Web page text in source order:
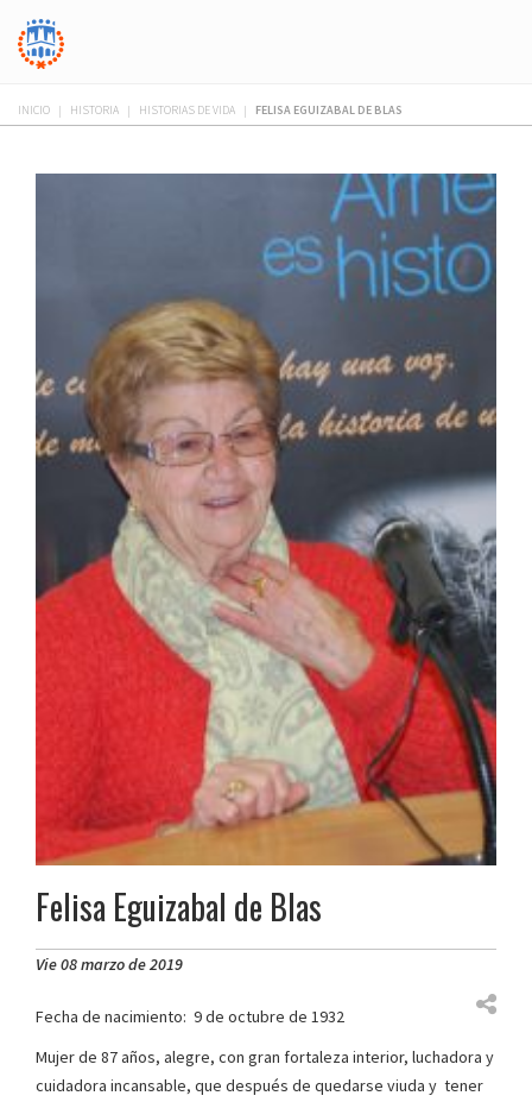
INICIO | HISTORIA | HISTORIAS DE VIDA | FELISA EGUIZABAL DE BLAS
Felisa Eguizabal de Blas
Vie 08 marzo de 2019
Fecha de nacimiento: 9 de octubre de 1932
Mujer de 87 años, alegre, con gran fortaleza interior, luchadora y
cuidadora incansable, que después de quedarse viuda y tener